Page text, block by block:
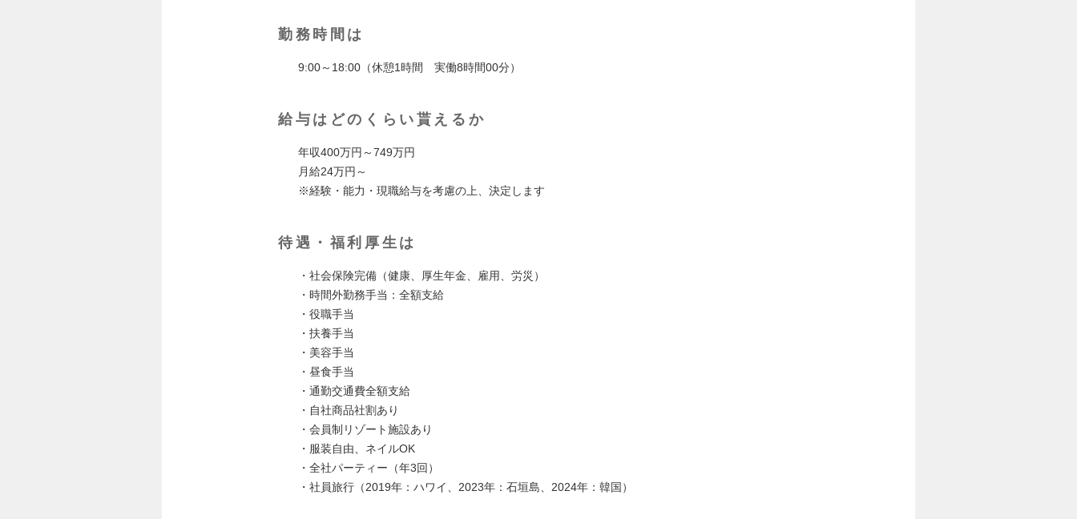
勤務時間は
9:00～18:00（休憩1時間 実働8時間00分）
給与はどのくらい貰えるか
年収400万円～749万円
月給24万円～
※経験・能力・現職給与を考慮の上、決定します
待遇・福利厚生は
・社会保険完備（健康、厚生年金、雇用、労災）
・時間外勤務手当：全額支給
・役職手当
・扶養手当
・美容手当
・昼食手当
・通勤交通費全額支給
・自社商品社割あり
・会員制リゾート施設あり
・服装自由、ネイルOK
・全社パーティー（年3回）
・社員旅行（2019年：ハワイ、2023年：石垣島、2024年：韓国）